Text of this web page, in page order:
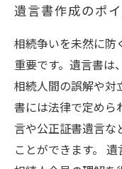
遺言書作成のポ
相続争いを未然に防
重要です。遺言書は
相続人間の誤解や対
書には法律で定めら
言や公正証書遺言な
ことができます。